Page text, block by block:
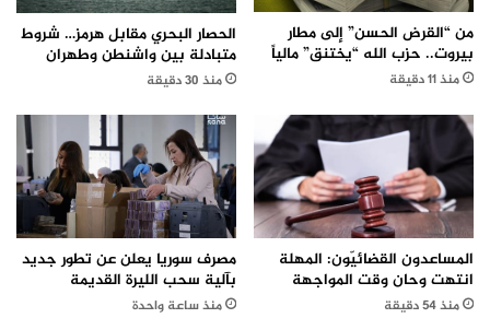
من “القرض الحسن” إلى مطار
بيروت.. حزب الله “يختنق” مالياً
منذ 11 دقيقة
الحصار البحري مقابل هرمز… شروط
متبادلة بين واشنطن وطهران
منذ 30 دقيقة
المساعدون القضائيّون: المهلة
انتهت وحان وقت المواجهة
منذ 54 دقيقة
مصرف سوريا يعلن عن تطور جديد
بآلية سحب الليرة القديمة
منذ ساعة واحدة